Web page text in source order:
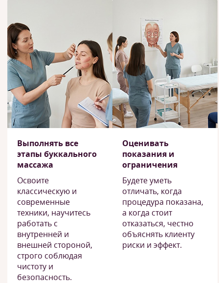
Выполнять все
этапы буккального
массажа
Освоите
классическую и
современные
техники, научитесь
работать с
внутренней и
внешней стороной,
строго соблюдая
чистоту и
безопасность.
Оценивать
показания и
ограничения
Будете уметь
отличать, когда
процедура показана,
а когда стоит
отказаться, честно
объяснять клиенту
риски и эффект.